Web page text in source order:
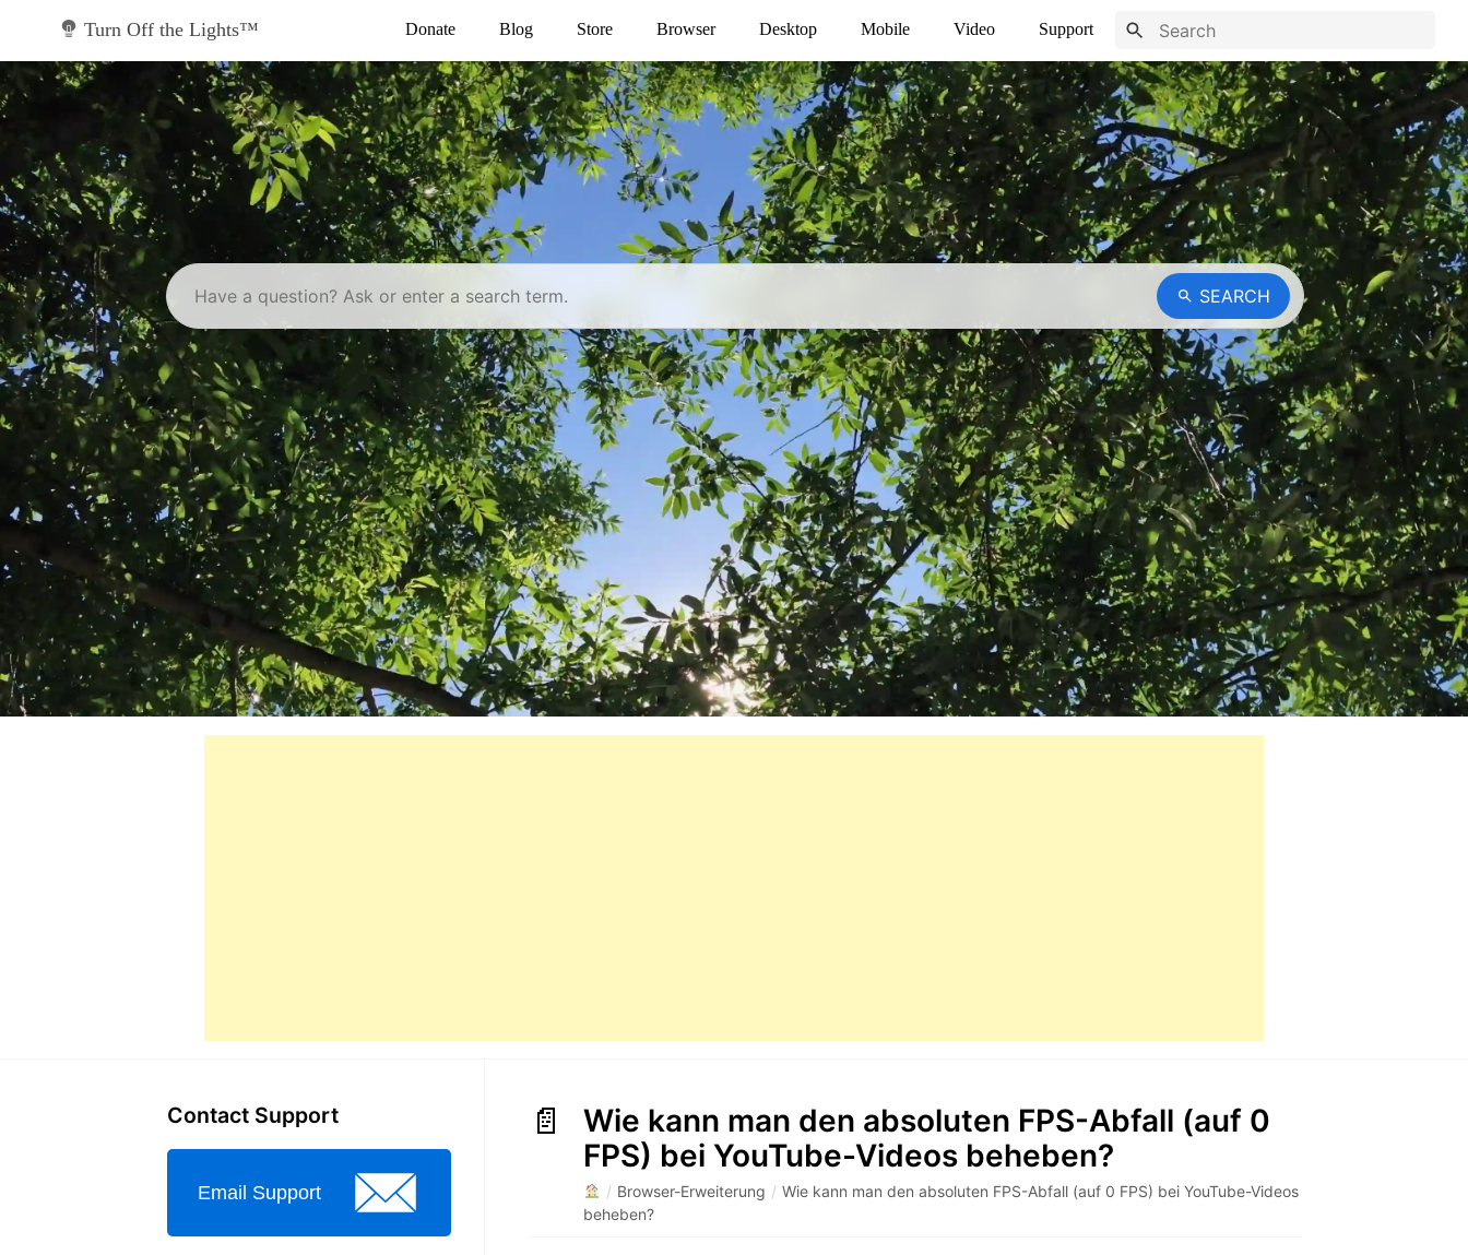
Turn Off the Lights™ Donate Blog Store Browser Desktop Mobile Video Support
SEARCH
Wie kann man den absoluten FPS-Abfall (auf 0
FPS) bei YouTube-Videos beheben?
/ Browser-Erweiterung / Wie kann man den absoluten FPS-Abfall (auf 0 FPS) bei YouTube-Videos
beheben?
Contact Support
Email Support